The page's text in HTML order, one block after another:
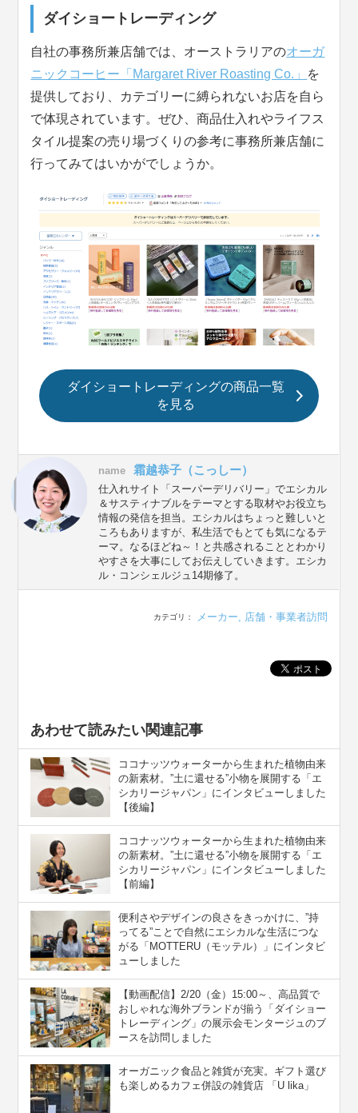
ダイショートレーディング
自社の事務所兼店舗では、オーストラリアのオーガ
ニックコーヒー「Margaret River Roasting Co.」 を
提供しており、カテゴリーに縛られないお店を自ら
で体現されています。ぜひ、商品仕入れやライフス
タイル提案の売り場づくりの参考に事務所兼店舗に
行ってみてはいかがでしょうか。
ダイショートレーディングの商品一覧
を見る
name 霜越恭子（こっしー）
仕入れサイト「スーパーデリバリー」でエシカル
＆サスティナブルをテーマとする取材やお役立ち
情報の発信を担当。エシカルはちょっと難しいと
ころもありますが、私生活でもとても気になるテ
ーマ。なるほどね～！と共感されることとわかり
やすさを大事にしてお伝えしていきます。エシカ
ル・コンシェルジュ14期修了。
カテゴリ： メーカー, 店舗・事業者訪問
あわせて読みたい関連記事
ココナッツウォーターから生まれた植物由来
の新素材。”⼟に還せる”小物を展開する「エ
シカリージャパン」にインタビューしました
【後編】
ココナッツウォーターから生まれた植物由来
の新素材。”⼟に還せる”小物を展開する「エ
シカリージャパン」にインタビューしました
【前編】
便利さやデザインの良さをきっかけに、”持
ってる”ことで自然にエシカルな生活につな
がる「MOTTERU（モッテル）」にインタビ
ューしました
【動画配信】2/20（金）15:00～、高品質で
おしゃれな海外ブランドが揃う「ダイショー
トレーディング」の展示会モンタージュのブ
ースを訪問しました
オーガニック食品と雑貨が充実。ギフト選び
も楽しめるカフェ併設の雑貨店 「U lika」